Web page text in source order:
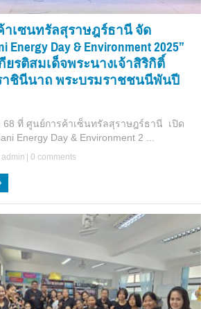
าเซนทรัลสุราษฎร์ธานี จัด
Energy Day & Environment 2025”
ยรติสมเด็จพระนางเจ้าสิริกิติ์
าชินีนาถ พระบรมราชชนนีพันปี
68 ที่ ศูนย์การค้าเซ็นทรัลสุราษฎร์ธานี เปิด
Energy Day & Environment 2 ...
admin | 0 comments